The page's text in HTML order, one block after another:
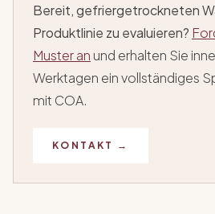
Bereit, gefriergetrockneten
Produktlinie zu evaluieren?
Muster an und erhalten Sie
Werktagen ein vollständiges
mit COA.
KONTAKT →